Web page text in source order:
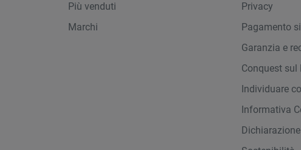
Più venduti
Marchi
Privacy
Pagamento
Garanzia e
Conquest sul
Individuare
Informativa